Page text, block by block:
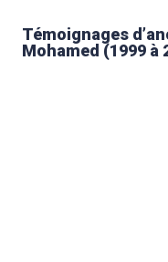
Témoignages
Mohamed (1999 à